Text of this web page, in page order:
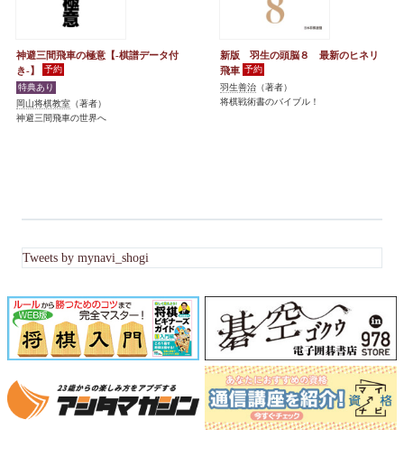
神避三間飛車の極意【-棋譜データ付
き-】
岡山将棋教室 （著者）
神避三間飛車の世界へ
新版 羽生の頭脳８ 最新のヒネリ
飛車
羽生善治 （著者）
将棋戦術書のバイブル！
Tweets by mynavi_shogi